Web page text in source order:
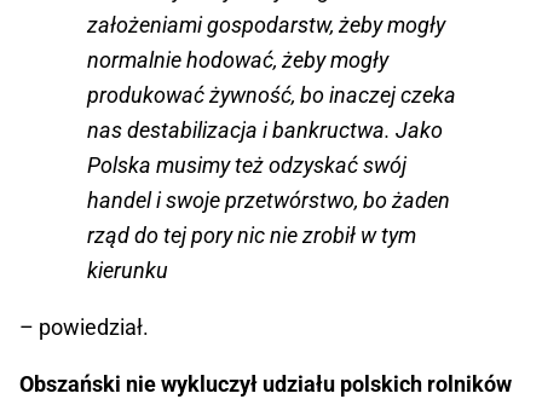
założeniami gospodarstw, żeby mogły
normalnie hodować, żeby mogły
produkować żywność, bo inaczej czeka
nas destabilizacja i bankructwa. Jako
Polska musimy też odzyskać swój
handel i swoje przetwórstwo, bo żaden
rząd do tej pory nic nie zrobił w tym
kierunku
– powiedział.
Obszański nie wykluczył udziału polskich rolników